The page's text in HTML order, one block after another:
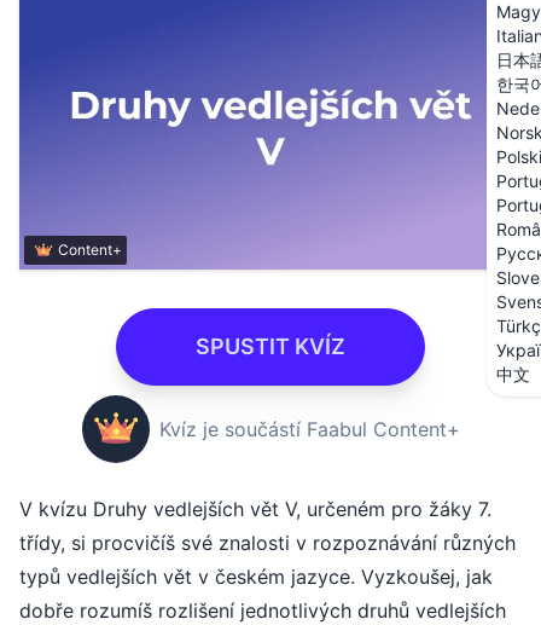
日本
한국
Polski
中文
Content+
SPUSTIT KVÍZ
Kvíz je součástí Faabul Content+
V kvízu Druhy vedlejších vět V, určeném pro žáky 7.
třídy, si procvičíš své znalosti v rozpoznávání různých
typů vedlejších vět v českém jazyce. Vyzkoušej, jak
dobře rozumíš rozlišení jednotlivých druhů vedlejších